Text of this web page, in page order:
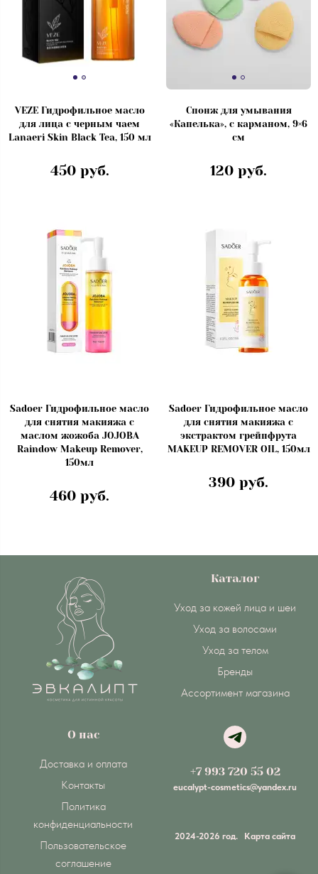
VEZE Гидрофильное масло
для лица с черным чаем
Lanaeri Skin Black Tea, 150 мл
450 руб.
Спонж для умывания
«Капелька», с карманом, 9×6
см
120 руб.
Sadoer Гидрофильное масло
для снятия макияжа с
маслом жожоба JOJOBA
Raindow Makeup Remover,
150мл
460 руб.
Sadoer Гидрофильное масло
для снятия макияжа с
экстрактом грейпфрута
MAKEUP REMOVER OIL, 150мл
390 руб.
Каталог
Уход за кожей лица и шеи
Уход за волосами
Уход за телом
Бренды
Ассортимент магазина
О нас
Доставка и оплата
Контакты
Политика
конфиденциальности
Пользовательское
соглашение
+7 993 720 55 02
eucalypt-cosmetics@yandex.ru
2024-2026 год. Карта сайта